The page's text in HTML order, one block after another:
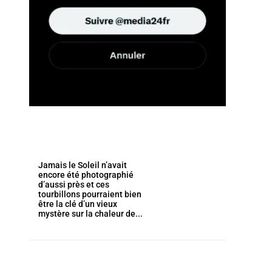
Jamais le Soleil n’avait
encore été photographié
d’aussi près et ces
tourbillons pourraient bien
être la clé d’un vieux
mystère sur la chaleur de...